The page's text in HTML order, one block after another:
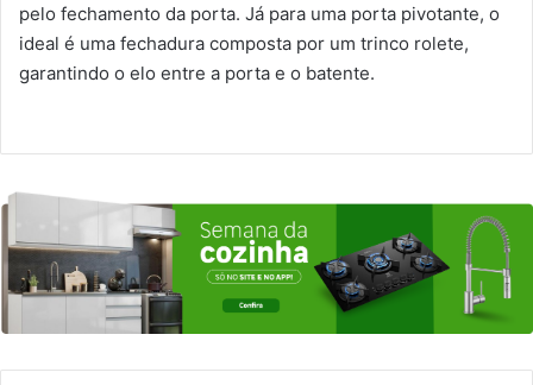
pelo fechamento da porta. Já para uma porta pivotante, o
ideal é uma fechadura composta por um trinco rolete,
garantindo o elo entre a porta e o batente.